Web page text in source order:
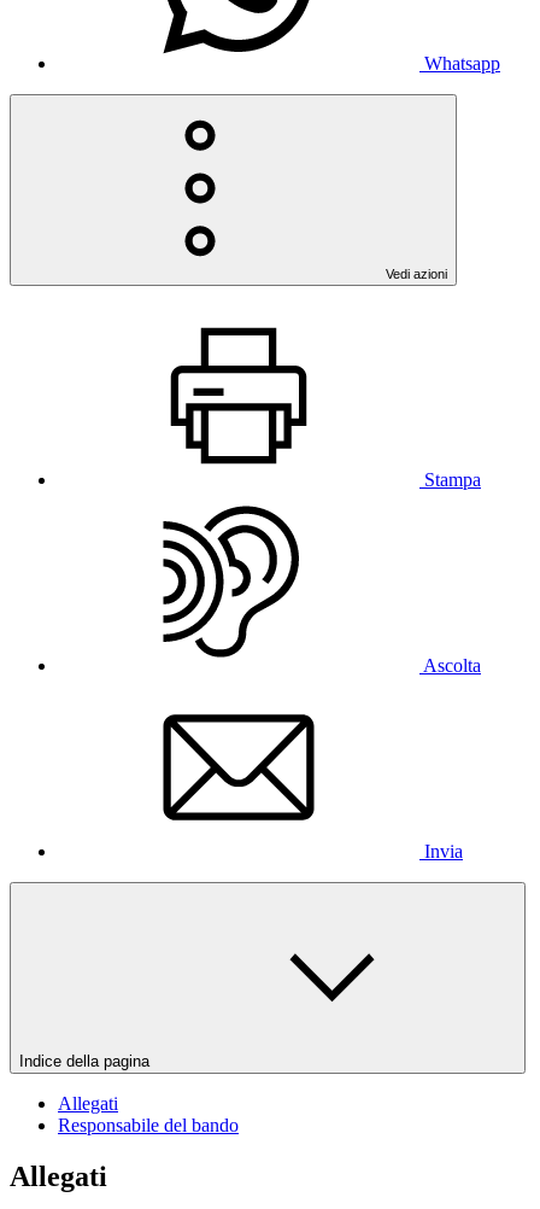
Whatsapp
Vedi azioni
Stampa
Ascolta
Invia
Indice della pagina
Allegati
Responsabile del bando
Allegati